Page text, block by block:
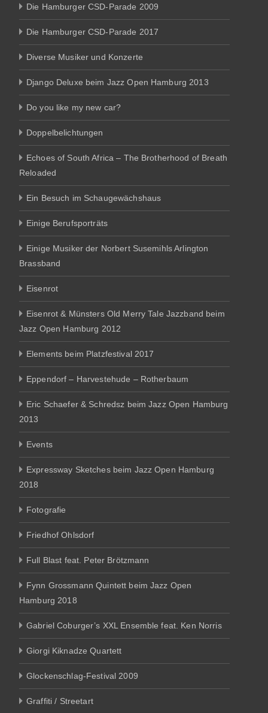
Die Hamburger CSD-Parade 2009
Die Hamburger CSD-Parade 2017
Diverse Musiker und Konzerte
Django Deluxe beim Jazz Open Hamburg 2013
Do you like my new car?
Doppelbelichtungen
Echoes of South Africa – The Brotherhood of Breath
Reloaded
Ein Besuch im Schaugewächshaus
Einige Berufsporträts
Einige Musiker der Norbert Susemihls Arlington
Brassband
Eisenrot
Eisenrot & Münsters Old Merry Tale Jazzband beim
Jazz Open Hamburg 2012
Elements beim Platzfestival 2017
Eppendorf – Harvestehude – Rotherbaum
Eric Schaefer & Schredsz beim Jazz Open Hamburg
2013
Events
Expressway Sketches beim Jazz Open Hamburg
2018
Fotografie
Friedhof Ohlsdorf
Full Blast feat. Peter Brötzmann
Fynn Grossmann Quintett beim Jazz Open
Hamburg 2018
Gabriel Coburger’s XXL Ensemble feat. Ken Norris
Giorgi Kiknadze Quartett
Glockenschlag-Festival 2009
Graffiti / Streetart